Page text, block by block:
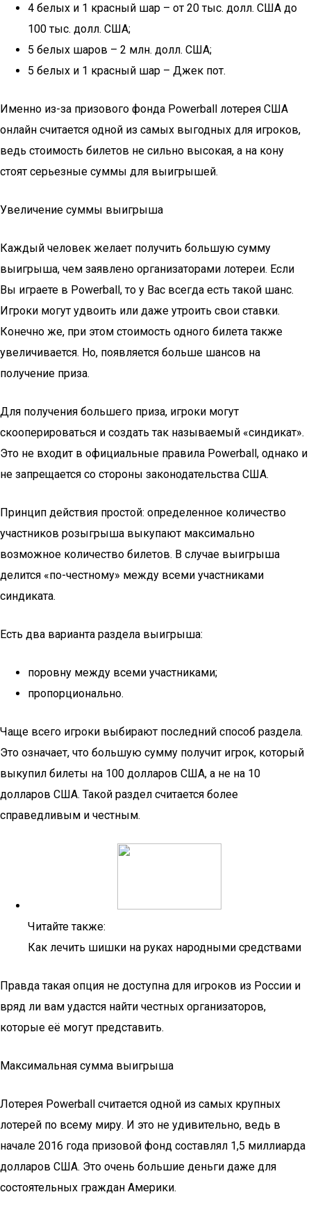
4 белых и 1 красный шар – от 20 тыс. долл. США до
100 тыс. долл. США;
5 белых шаров – 2 млн. долл. США;
5 белых и 1 красный шар – Джек пот.
Именно из-за призового фонда Powerball лотерея США
онлайн считается одной из самых выгодных для игроков,
ведь стоимость билетов не сильно высокая, а на кону
стоят серьезные суммы для выигрышей.
Увеличение суммы выигрыша
Каждый человек желает получить большую сумму
выигрыша, чем заявлено организаторами лотереи. Если
Вы играете в Powerball, то у Вас всегда есть такой шанс.
Игроки могут удвоить или даже утроить свои ставки.
Конечно же, при этом стоимость одного билета также
увеличивается. Но, появляется больше шансов на
получение приза.
Для получения большего приза, игроки могут
скооперироваться и создать так называемый «синдикат».
Это не входит в официальные правила Powerball, однако и
не запрещается со стороны законодательства США.
Принцип действия простой: определенное количество
участников розыгрыша выкупают максимально
возможное количество билетов. В случае выигрыша
делится «по-честному» между всеми участниками
синдиката.
Есть два варианта раздела выигрыша:
поровну между всеми участниками;
пропорционально.
Чаще всего игроки выбирают последний способ раздела.
Это означает, что большую сумму получит игрок, который
выкупил билеты на 100 долларов США, а не на 10
долларов США. Такой раздел считается более
справедливым и честным.
Читайте также:
Как лечить шишки на руках народными средствами
Правда такая опция не доступна для игроков из России и
вряд ли вам удастся найти честных организаторов,
которые её могут представить.
Максимальная сумма выигрыша
Лотерея Powerball считается одной из самых крупных
лотерей по всему миру. И это не удивительно, ведь в
начале 2016 года призовой фонд составлял 1,5 миллиарда
долларов США. Это очень большие деньги даже для
состоятельных граждан Америки.